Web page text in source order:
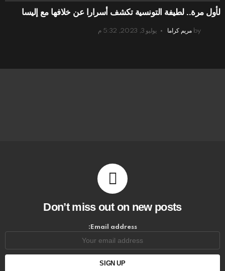
لأول مرة.. لطيفة التونسية تكشف أسرارا عن خلافها مع إليسا
by مريم كراما يوليو 3, 2023, 5:32 م
Don’t miss out on new posts
Email address: